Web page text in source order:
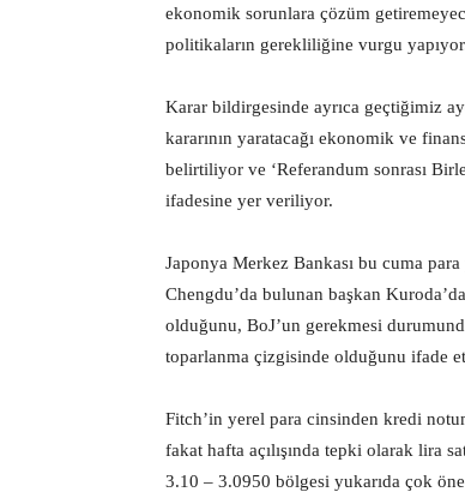
ekonomik sorunlara çözüm
politikaların gerekliliğine vurgu
Karar bildirgesinde ayrıca geçtiğimiz
kararının yaratacağı ekonomik ve
belirtiliyor ve ‘Referandum sonrası
ifadesine yer veriliyor.
Japonya Merkez Bankası bu cuma
Chengdu’da bulunan başkan
olduğunu, BoJ’un gerekmesi
toparlanma çizgisinde olduğunu ifade
Fitch’in yerel para cinsinden kredi
fakat hafta açılışında tepki olarak lira
3.10 – 3.0950 bölgesi yukarıda çok